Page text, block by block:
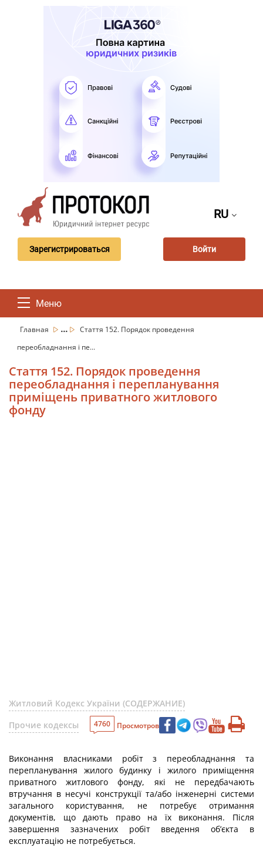
RU
Зарегистрироваться Войти
Меню
Главная ...
Стаття 152. Порядок проведення
переобладнання і пе...
Стаття 152. Порядок проведення
переобладнання і перепланування
приміщень приватного житлового
фонду
Житловий Кодекс України (СОДЕРЖАНИЕ)
Прочие кодексы
4760 Просмотров
Виконання власниками робіт з переобладнання та
перепланування жилого будинку і жилого приміщення
приватного житлового фонду, які не передбачають
втручання в несучі конструкції та/або інженерні системи
загального користування, не потребує отримання
документів, що дають право на їх виконання. Після
завершення зазначених робіт введення об’єкта в
експлуатацію не потребується.